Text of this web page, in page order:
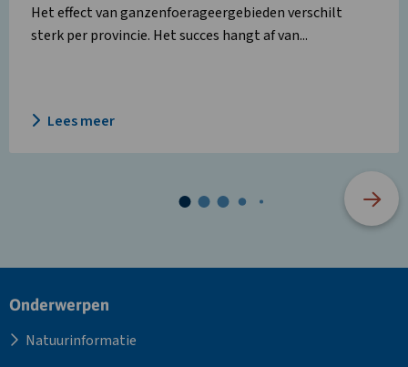
Het effect van ganzenfoerageergebieden verschilt
sterk per provincie. Het succes hangt af van...
Lees meer
Site
Onderwerpen
Natuurinformatie